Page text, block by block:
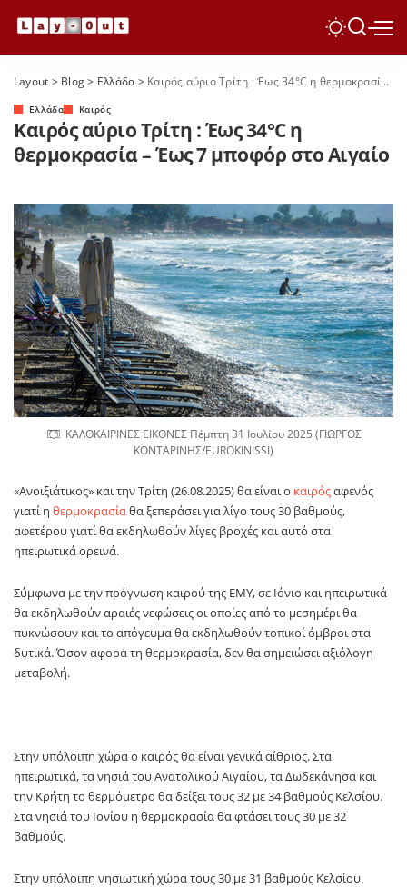
Layout > Blog> Ελλάδα> Καιρός αύριο Τρίτη : Έως 34°C η θερμοκρασία – Έως 7 μποφόρ στο Αιγαίο
Ελλάδα Καιρός
Καιρός αύριο Τρίτη : Έως 34°C η
θερμοκρασία – Έως 7 μποφόρ στο Αιγαίο
ΚΑΛΟΚΑΙΡΙΝΕΣ ΕΙΚΟΝΕΣ Πέμπτη 31 Ιουλίου 2025 (ΓΙΩΡΓΟΣ
ΚΟΝΤΑΡΙΝΗΣ/EUROKINISSI)
«Ανοιξιάτικος» και την Τρίτη (26.08.2025) θα είναι ο καιρόςαφενός
γιατί η θερμοκρασίαθα ξεπεράσει για λίγο τους 30 βαθμούς,
αφετέρου γιατί θα εκδηλωθούν λίγες βροχές και αυτό στα
ηπειρωτικά ορεινά.
Σύμφωνα με την πρόγνωση καιρού της ΕΜΥ, σε Ιόνιο και ηπειρωτικά
θα εκδηλωθούν αραιές νεφώσεις οι οποίες από το μεσημέρι θα
πυκνώσουν και το απόγευμα θα εκδηλωθούν τοπικοί όμβροι στα
δυτικά. Όσον αφορά τη θερμοκρασία, δεν θα σημειώσει αξιόλογη
μεταβολή.
Στην υπόλοιπη χώρα ο καιρός θα είναι γενικά αίθριος. Στα
ηπειρωτικά, τα νησιά του Ανατολικού Αιγαίου, τα Δωδεκάνησα και
την Κρήτη το θερμόμετρο θα δείξει τους 32 με 34 βαθμούς Κελσίου.
Στα νησιά του Ιονίου η θερμοκρασία θα φτάσει τους 30 με 32
βαθμούς.
Στην υπόλοιπη νησιωτική χώρα τους 30 με 31 βαθμούς Κελσίου.